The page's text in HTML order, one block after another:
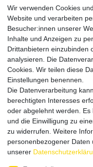
Versandpartner
Service & Kontakt
Wir verwenden Cookies
Website und verarbeiten
Besucher:innen unserer
Inhalte und Anzeigen zu
Drittanbietern einzubinden
analysieren. Die
Cookies. Wir teilen diese
Einstellungen benennen.
Die Datenverarbeitung
berechtigten Interesses
oder abgelehnt werden.
und die Einwilligung zu
zu widerrufen. Weitere
personenbezogener
unserer